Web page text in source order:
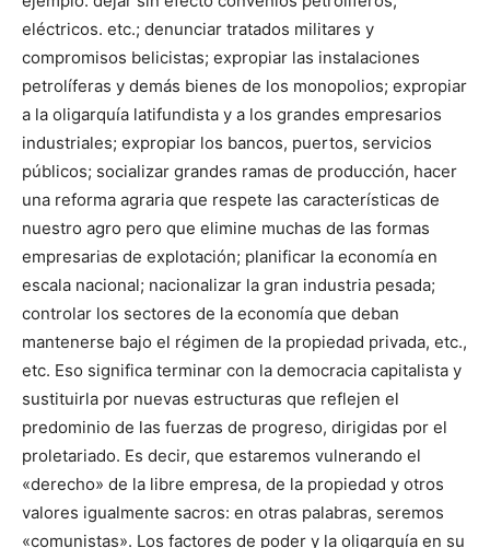
eléctricos. etc.; denunciar tratados militares y
compromisos belicistas; expropiar las instalaciones
petrolíferas y demás bienes de los monopolios; expropiar
a la oligarquía latifundista y a los grandes empresarios
industriales; expropiar los bancos, puertos, servicios
públicos; socializar grandes ramas de producción, hacer
una reforma agraria que respete las características de
nuestro agro pero que elimine muchas de las formas
empresarias de explotación; planificar la economía en
escala nacional; nacionalizar la gran industria pesada;
controlar los sectores de la economía que deban
mantenerse bajo el régimen de la propiedad privada, etc.,
etc. Eso significa terminar con la democracia capitalista y
sustituirla por nuevas estructuras que reflejen el
predominio de las fuerzas de progreso, dirigidas por el
proletariado. Es decir, que estaremos vulnerando el
«derecho» de la libre empresa, de la propiedad y otros
valores igualmente sacros: en otras palabras, seremos
«comunistas». Los factores de poder y la oligarquía en su